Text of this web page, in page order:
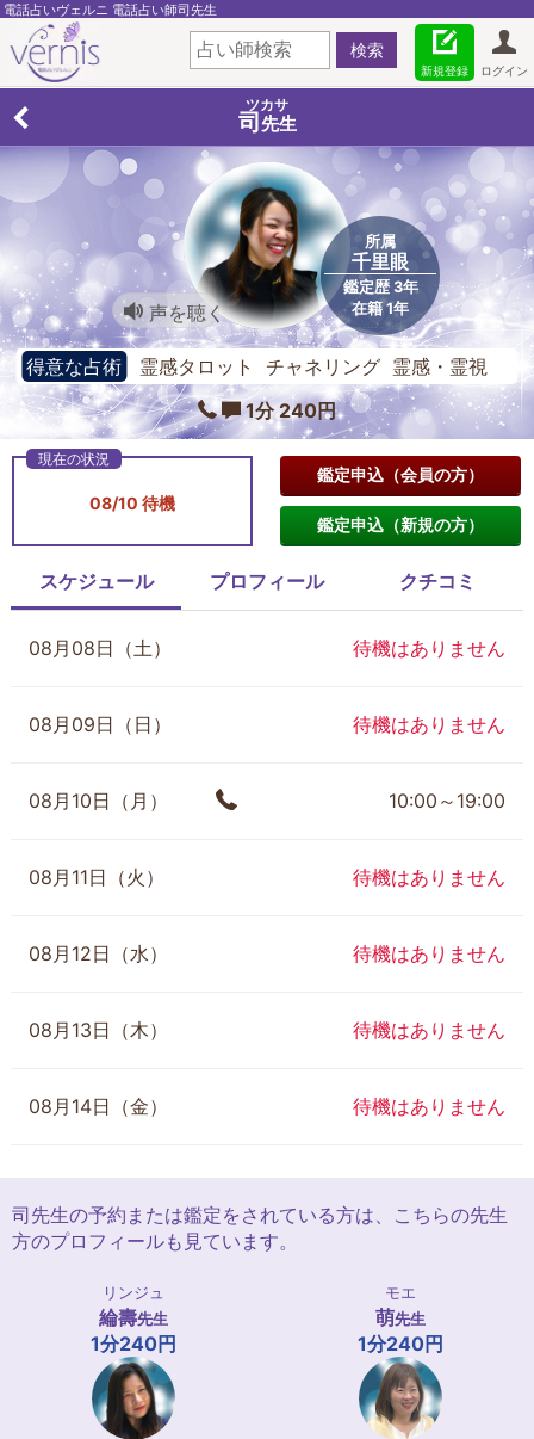
電話占いヴェルニ 電話占い師司先生
ログイン
新規登録
ツカサ
司先生
所属
千里眼
鑑定歴 3年
在籍 1年
声を聴く
得意な占術
霊感タロット チャネリング 霊感・霊視
1分 240円
08/10 待機
鑑定申込（会員の方）
鑑定申込（新規の方）
スケジュール プロフィール クチコミ
08月08日（土） 待機はありません
08月09日（日） 待機はありません
08月10日（月） 10:00～19:00
08月11日（火） 待機はありません
08月12日（水） 待機はありません
08月13日（木） 待機はありません
08月14日（金） 待機はありません
司先生の予約または鑑定をされている方は、こちらの先生
方のプロフィールも見ています。
リンジュ
綸壽先生
1分240円
モエ
萌先生
1分240円